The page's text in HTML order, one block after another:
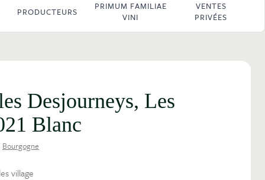
PRODUCTEURS
PRIMUM FAMILIAE
VINI
VENTES
PRIVÉES
Desjourneys, Les
Blanc
Bourgogne
village